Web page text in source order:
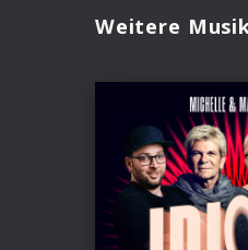
Weitere